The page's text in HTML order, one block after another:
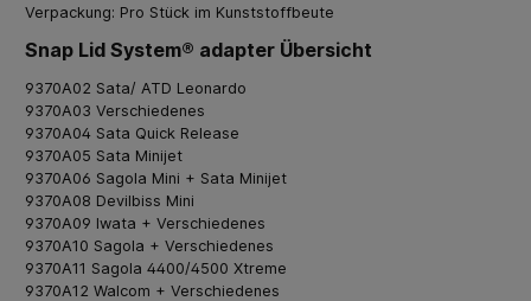
Verpackung: Pro Stück im Kunststoffbeute
Snap Lid System® adapter Übersicht
9370A02 Sata/ ATD Leonardo
9370A03 Verschiedenes
9370A04 Sata Quick Release
9370A05 Sata Minijet
9370A06 Sagola Mini + Sata Minijet
9370A08 Devilbiss Mini
9370A09 Iwata + Verschiedenes
9370A10 Sagola + Verschiedenes
9370A11 Sagola 4400/4500 Xtreme
9370A12 Walcom + Verschiedenes